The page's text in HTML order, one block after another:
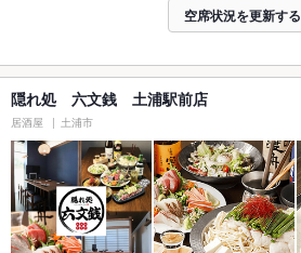
空席状況を更新する
隠れ処 六文銭 土浦駅前店
居酒屋 土浦市